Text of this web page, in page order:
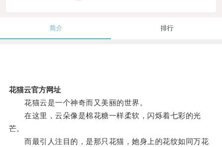
简介 排行
花猫云官方网址
花猫云是一个神奇而又美丽的世界。
在这里，云朵像是棉花糖一样柔软，闪烁着七彩的光
芒。
而最引人注目的，是那只花猫，她身上的花纹如同万花